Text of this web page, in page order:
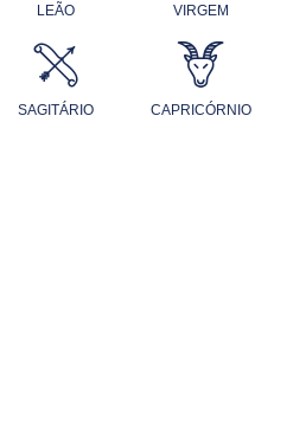
LEÃO VIRGEM
SAGITÁRIO CAPRICÓRNIO